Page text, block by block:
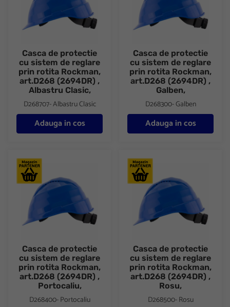
Casca de protectie
cu sistem de reglare
prin rotita Rockman,
art.D268 (2694DR) ,
Albastru Clasic,
D268707- Albastru Clasic
Adauga in cos
Casca de protectie
cu sistem de reglare
prin rotita Rockman,
art.D268 (2694DR) ,
Galben,
D268300- Galben
Adauga in cos
Casca de protectie cu sistem de reglare prin rotita Rockman,
Casca de protectie
cu sistem de reglare
prin rotita Rockman,
art.D268 (2694DR) ,
Portocaliu,
D268400- Portocaliu
Casca de protectie cu sistem
Casca de protectie
cu sistem de reglare
prin rotita Rockman,
art.D268 (2694DR) ,
Rosu,
D268500- Rosu